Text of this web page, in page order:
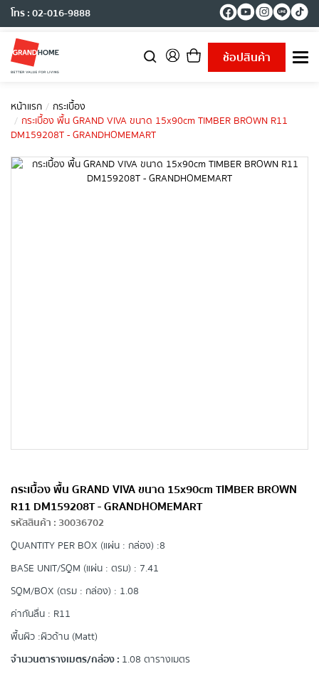
โทร : 02-016-9888
ช้อปสินค้า
T
a
หน้าแรก
กระเบื้อง
กระเบื้อง พื้น GRAND VIVA ขนาด 15x90cm TIMBER BROWN R11
DM159208T - GRANDHOMEMART
กระเบื้อง พื้น GRAND VIVA ขนาด 15x90cm TIMBER BROWN
R11 DM159208T - GRANDHOMEMART
รหัสสินค้า : 30036702
QUANTITY PER BOX (แผ่น : กล่อง) :8
BASE UNIT/SQM (แผ่น : ตรม) : 7.41
SQM/BOX (ตรม : กล่อง) : 1.08
ค่ากันลื่น : R11
พื้นผิว :ผิวด้าน (Matt)
จำนวนตารางเมตร/กล่อง : 1.08 ตารางเมตร